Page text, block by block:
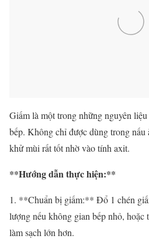
Giấm là một trong những nguyên
bếp. Không chỉ được dùng trong nấu
khử mùi rất tốt nhờ vào tính axit.
**Hướng dẫn thực hiện:**
1. **Chuẩn bị giấm:** Đổ 1 chén
lượng nếu không gian bếp nhỏ, hoặc
làm sạch lớn hơn.